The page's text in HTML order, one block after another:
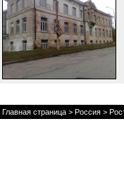
Главная страница > Россия >